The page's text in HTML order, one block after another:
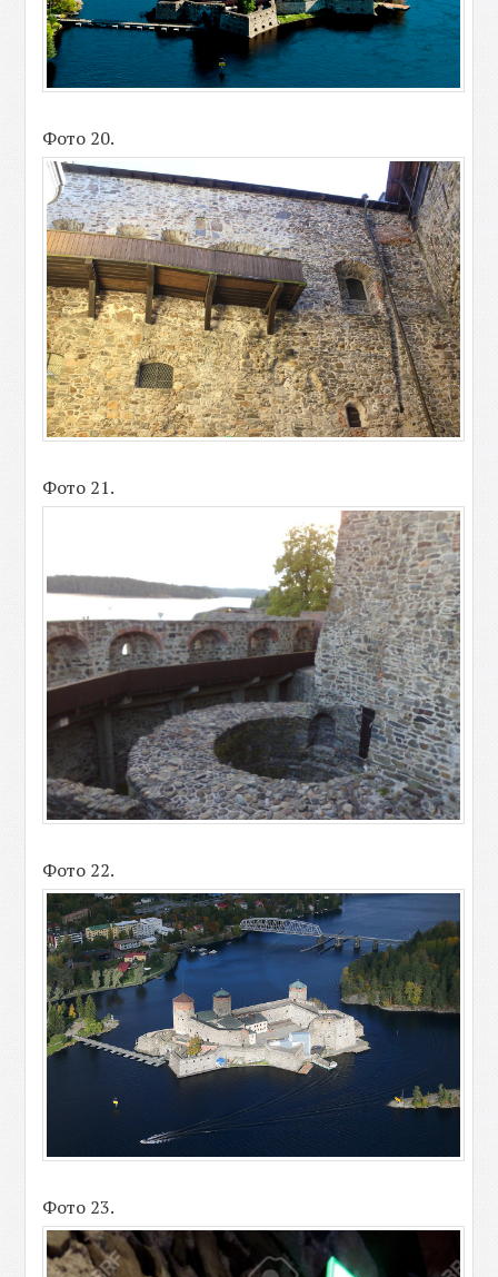
Фото 20.
Фото 21.
Фото 22.
Фото 23.